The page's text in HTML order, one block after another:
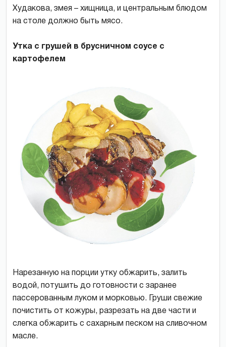
Худакова, змея – хищница, и центральным блюдом
на столе должно быть мясо.
Утка с грушей в брусничном соусе с
картофелем
Нарезанную на порции утку обжарить, залить
водой, потушить до готовности с заранее
пассерованным луком и морковью. Груши свежие
почистить от кожуры, разрезать на две части и
слегка обжарить с сахарным песком на сливочном
масле.